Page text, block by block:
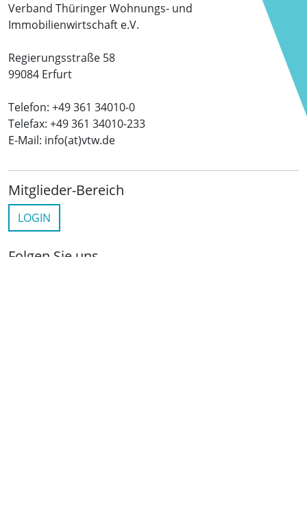
Verband Thüringer Wohnungs- und
Immobilienwirtschaft e.V.
Regierungsstraße 58
99084 Erfurt
Telefon: +49 361 34010-0
Telefax: +49 361 34010-233
E-Mail: info(at)vtw.de
Mitglieder-Bereich
LOGIN
Folgen Sie uns